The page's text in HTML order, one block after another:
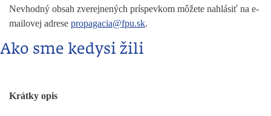
Nevhodný obsah zverejnených príspevkom môžete nahlásiť na e-
mailovej adrese propagacia@fpu.sk.
Ako sme kedysi žili
Krátky opis